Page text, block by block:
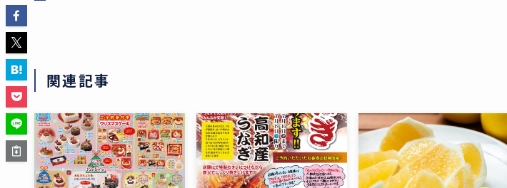
関連記事